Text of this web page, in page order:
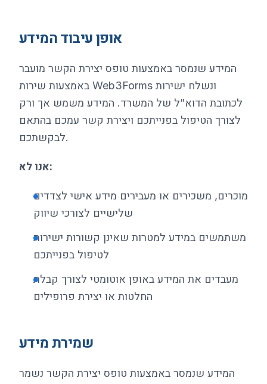
אופן עיבוד המידע
המידע שנמסר באמצעות טופס יצירת הקשר מועבר
באמצעות שירות Web3Forms ונשלח ישירות
לכתובת הדוא”ל של המשרד. המידע משמש אך ורק
לצורך הטיפול בפנייתכם ויצירת קשר עמכם בהתאם
לבקשתכם.
אנו לא:
מוכרים, משכירים או מעבירים מידע אישי לצדדים
שלישיים לצורכי שיווק
משתמשים במידע למטרות שאינן קשורות ישירות
לטיפול בפנייתכם
מעבדים את המידע באופן אוטומטי לצורך קבלת
החלטות או יצירת פרופילים
שמירת מידע
המידע שנמסר באמצעות טופס יצירת הקשר נשמר